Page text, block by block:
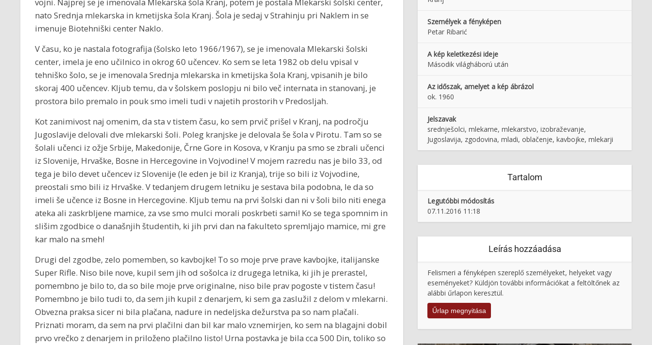
nato Srednja mlekarska in kmetijska šola Kranj. Šola je sedaj v Strahinju pri Naklem in se
imenuje Biotehniški center Naklo.
V času, ko je nastala fotografija (šolsko leto 1966/1967), se je imenovala Mlekarski šolski
center, imela je eno učilnico in okrog 60 učencev. Ko sem se leta 1982 ob delu vpisal v
tehniško šolo, se je imenovala Srednja mlekarska in kmetijska šola Kranj, vpisanih je bilo
skoraj 400 učencev. Kljub temu, da v šolskem poslopju ni bilo več internata in stanovanj, je
prostora bilo premalo in pouk smo imeli tudi v najetih prostorih v Predosljah.
Kot zanimivost naj omenim, da sta v tistem času, ko sem prvič prišel v Kranj, na področju
Jugoslavije delovali dve mlekarski šoli. Poleg kranjske je delovala še šola v Pirotu. Tam so se
šolali učenci iz ožje Srbije, Makedonije, Črne Gore in Kosova, v Kranju pa smo se zbrali učenci
iz Slovenije, Hrvaške, Bosne in Hercegovine in Vojvodine! V mojem razredu nas je bilo 33, od
tega je bilo devet učencev iz Slovenije (le eden je bil iz Kranja), trije so bili iz Vojvodine,
preostali smo bili iz Hrvaške. V tedanjem drugem letniku je sestava bila podobna, le da so
imeli še učence iz Bosne in Hercegovine. Kljub temu na prvi šolski dan ni v šoli bilo niti enega
ateka ali zaskrbljene mamice, za vse smo mulci morali poskrbeti sami! Ko se tega spomnim in
slišim zgodbice o današnjih študentih, ki jih prvi dan na fakulteto spremljajo mamice, mi gre
kar malo na smeh!
Drugi del zgodbe, zelo pomemben, so kavbojke! To so moje prve prave kavbojke, italijanske
Super Rifle. Niso bile nove, kupil sem jih od sošolca iz drugega letnika, ki jih je prerastel,
pomembno je bilo to, da so bile moje prve originalne, niso bile prav pogoste v tistem času!
Pomembno je bilo tudi to, da sem jih kupil z denarjem, ki sem ga zaslužil z delom v mlekarni.
Obvezna praksa sicer ni bila plačana, nadure in nedeljska dežurstva pa so nam plačali.
Priznati moram, da sem na prvi plačilni dan bil kar malo vznemirjen, ko sem na blagajni dobil
prvo vrečko z denarjem in priloženo plačilno listo! Urna postavka je bila cca 500 Din, toliko so
Személyek a fényképen
Petar Ribarić
A kép keletkezési ideje
Második világháború után
Az időszak, amelyet a kép ábrázol
ok. 1960
Jelszavak
srednješolci, mlekarne, mlekarstvo, izobraževanje,
Jugoslavija, zgodovina, mladi, oblačenje, kavbojke, mlekarji
Tartalom
Legutóbbi módosítás
07.11.2016 11:18
Leírás hozzáadása
Felismeri a fényképen szereplő személyeket, helyeket vagy
eseményeket? Küldjön további információkat a feltöltőnek az
alábbi űrlapon keresztül.
Űrlap megnyitása